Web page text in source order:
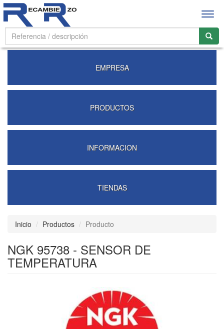
Abrir
EMPRESA
PRODUCTOS
INFORMACION
TIENDAS
Inicio Productos Producto
NGK 95738 - SENSOR DE
TEMPERATURA